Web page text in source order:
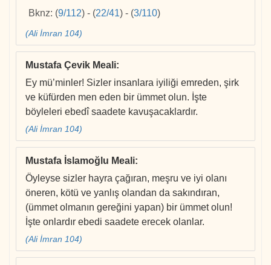
Bknz: (9/112) - (22/41) - (3/110)
(Ali İmran 104)
Mustafa Çevik Meali:
Ey mü’minler! Sizler insanlara iyiliği emreden, şirk
ve küfürden men eden bir ümmet olun. İşte
böyleleri ebedî saadete kavuşacaklardır.
(Ali İmran 104)
Mustafa İslamoğlu Meali:
Öyleyse sizler hayra çağıran, meşru ve iyi olanı
öneren, kötü ve yanlış olandan da sakındıran,
(ümmet olmanın gereğini yapan) bir ümmet olun!
İşte onlardır ebedi saadete erecek olanlar.
(Ali İmran 104)